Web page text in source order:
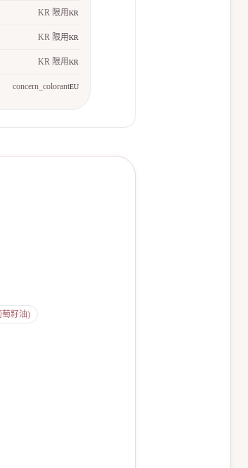
KR 限用KR
KR 限用KR
KR 限用KR
concern_colorantEU
萄籽油)